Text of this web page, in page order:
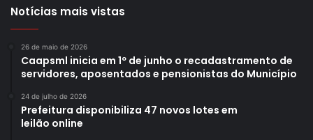
Notícias mais vistas
26 de maio de 2026
Caapsml inicia em 1º de junho o recadastramento de
servidores, aposentados e pensionistas do Município
24 de julho de 2026
Prefeitura disponibiliza 47 novos lotes em
leilão online